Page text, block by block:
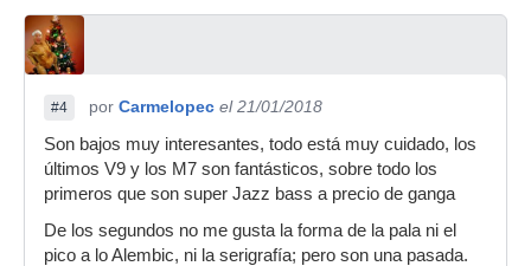
#4 por Carmelopec el 21/01/2018
Son bajos muy interesantes, todo está muy cuidado, los
últimos V9 y los M7 son fantásticos, sobre todo los
primeros que son super Jazz bass a precio de ganga
De los segundos no me gusta la forma de la pala ni el
pico a lo Alembic, ni la serigrafía; pero son una pasada.